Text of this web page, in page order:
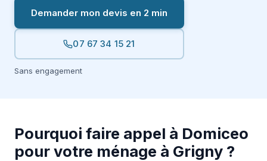
Demander mon devis en 2 min
07 67 34 15 21
Sans engagement
Pourquoi faire appel à Domiceo
pour votre ménage à Grigny ?